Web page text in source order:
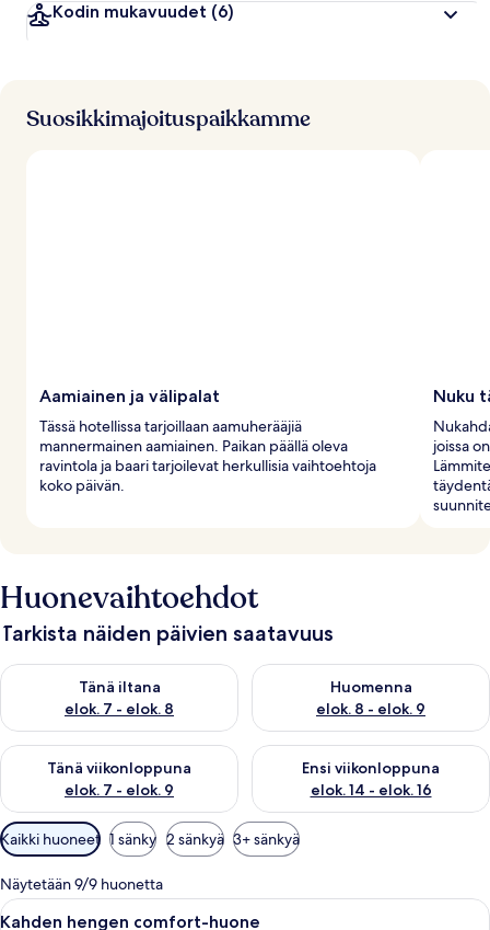
Kodin mukavuudet (6)
Suosikkimajoituspaikkamme
Aamiainen ja välipalat
Tässä hotellissa tarjoillaan aamuherääjiä
mannermainen aamiainen. Paikan päällä oleva
ravintola ja baari tarjoilevat herkullisia vaihtoehtoja
koko päivän.
Nuku
joissa
Huonevaihtoehdot
Tarkista näiden päivien saatavuus
Tänä iltana
elok. 7 - elok. 8
Tarkista tämän illan saatavuus elok. 7 - elok. 8
Huomenna
elok. 8 - elok. 9
Tarkista huomisen saatavuus
Tänä viikonloppuna
elok. 7 - elok. 9
Tarkista tämän viikonlopun saatavuus elok. 7 - elok. 9
Ensi viikonloppuna
elok. 14 - elok. 16
Tarkista ensi viikonlopun
Huoneille
saatavilla
olevia
suodattimia
Kaikki huoneet 1 sänky 2 sänkyä 3+ sänkyä
Näytetään 9/9 huonetta
Avaa
Moderni hotellihuone, jossa on
9
Kahden hengen comfort-huone